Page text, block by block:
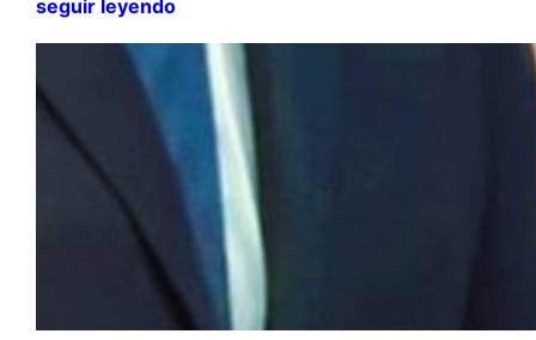
seguir leyendo